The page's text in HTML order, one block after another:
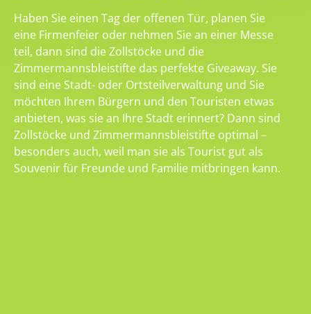
Haben Sie einen Tag der offenen Tür, planen Sie
eine Firmenfeier oder nehmen Sie an einer Messe
teil, dann sind die Zollstöcke und die
Zimmermannsbleistifte das perfekte Giveaway. Sie
sind eine Stadt- oder Ortsteilverwaltung und Sie
möchten Ihrem Bürgern und den Touristen etwas
anbieten, was sie an Ihre Stadt erinnert? Dann sind
Zollstöcke und Zimmermannsbleistifte optimal –
besonders auch, weil man sie als Tourist gut als
Souvenir für Freunde und Familie mitbringen kann.